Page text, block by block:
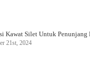
Kawat Silet Untuk Penunjang
21st, 2024